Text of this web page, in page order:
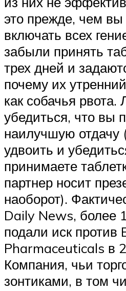
это прежде, чем вы
включать всех
забыли принять
трех дней и
почему их
как собачья
убедиться, что вы
наилучшую отдачу
удвоить и
принимаете
партнер носит
наоборот).
Daily News, более
подали иск против
Pharmaceuticals в
Компания, чьи
зонтиками, в том